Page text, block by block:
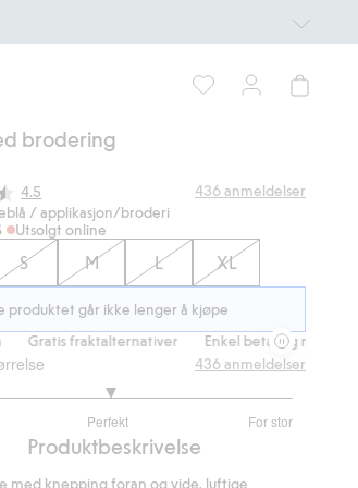
brodering
Gjennomsnittskarakter:
4.5 436 anmeldelser
/ applikasjon/broderi
Utsolgt online
S M L XL
produktet går ikke lenger å kjøpe
fraktalternativer Enkel betaling med Vipps &
Perfekt For stor
436 anmeldelser
Produktbeskrivelse
med knepping foran og vide, luftige